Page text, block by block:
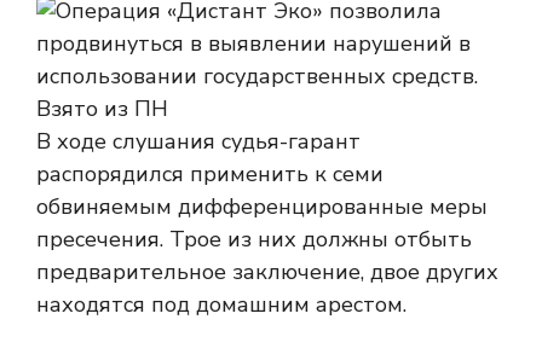
В ходе слушания судья-гарант
распорядился применить к семи
обвиняемым дифференцированные меры
пресечения. Трое из них должны отбыть
предварительное заключение, двое других
находятся под домашним арестом.